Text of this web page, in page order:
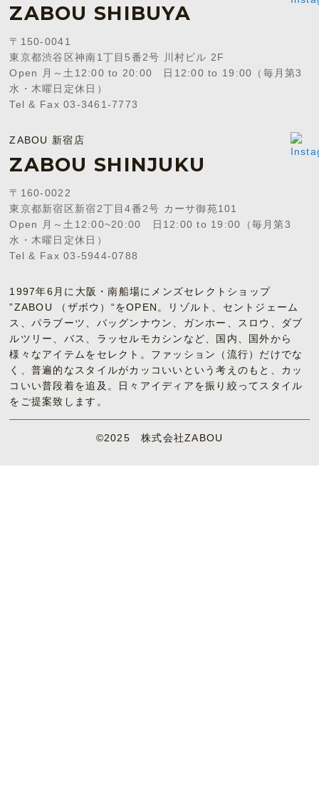
ZABOU SHIBUYA
〒150-0041
東京都渋谷区神南1丁目5番2号 川村ビル 2F
Open 月～土12:00 to 20:00 日12:00 to 19:00（毎月第3
水・木曜日定休日）
Tel & Fax 03-3461-7773
ZABOU 新宿店
ZABOU SHINJUKU
〒160-0022
東京都新宿区新宿2丁目4番2号 カーサ御苑101
Open 月～土12:00~20:00 日12:00 to 19:00（毎月第3
水・木曜日定休日）
Tel & Fax 03-5944-0788
1997年6月に大阪・南船場にメンズセレクトショップ
”ZABOU （ザボウ）“をOPEN。リゾルト、セントジェーム
ス、パラブーツ、バッグンナウン、ガンホー、スロウ、ダブ
ルツリー、バス、ラッセルモカシンなど、国内、国外から
様々なアイテムをセレクト。ファッション（流行）だけでな
く、普遍的なスタイルがカッコいいという考えのもと、カッ
コいい普段着を追及。日々アイディアを振り絞ってスタイル
をご提案致します。
©2025 株式会社ZABOU